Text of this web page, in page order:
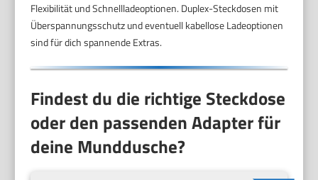
Flexibilität und Schnellladeoptionen. Duplex-Steckdosen mit
Überspannungsschutz und eventuell kabellose Ladeoptionen
sind für dich spannende Extras.
Findest du die richtige Steckdose
oder den passenden Adapter für
deine Munddusche?